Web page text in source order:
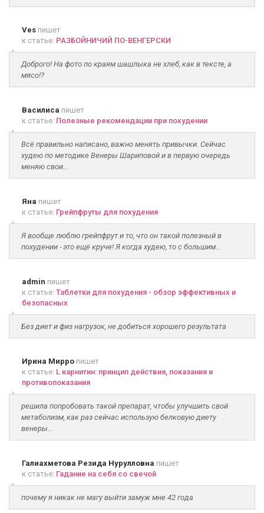
Ves пишет
к статье: РАЗБОЙНИЧИЙ ПО-ВЕНГЕРСКИ
Доброго! На фото по краям шашлыка не хлеб, как в тексте, а
мясо!?
Василиса пишет
к статье: Полезные рекомендации при похудении
Всё правильно написано, важно менять привычки. Сейчас
худею по методике Венеры Шариповой и в первую очередь
меняю свои...
Яна пишет
к статье: Грейпфруты для похудения
Я вообще люблю грейпфрут и то, что он такой полезный в
похудении - это ещё круче! Я когда худею, то с большим...
admin пишет
к статье: Таблетки для похудения - обзор эффективных и
безопасных
Без диет и физ нагрузок, не добиться хорошего результата
Ирина Мирро пишет
к статье: L карнитин: принцип действия, показания и
противопоказания
решила попробовать такой препарат, чтобы улучшить свой
метаболизм, как раз сейчас использую белковую диету
венеры...
Галиахметова Резида Нурулловна пишет
к статье: Гадание на себя со свечой
почему я никак не магу выйти замуж мне 42 года